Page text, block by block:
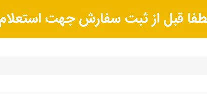
لطفا قبل از ثبت سفارش جهت